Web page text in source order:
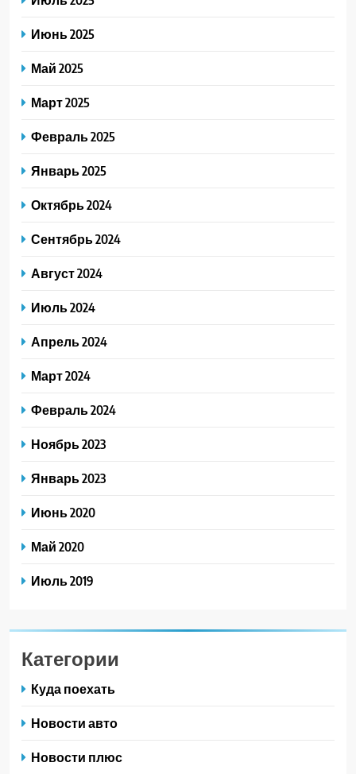
Июнь 2025
Май 2025
Март 2025
Февраль 2025
Январь 2025
Октябрь 2024
Сентябрь 2024
Август 2024
Июль 2024
Апрель 2024
Март 2024
Февраль 2024
Ноябрь 2023
Январь 2023
Июнь 2020
Май 2020
Июль 2019
Категории
Куда поехать
Новости авто
Новости плюс